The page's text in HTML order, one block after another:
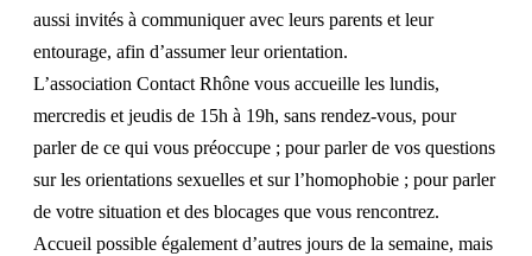
aussi invités à communiquer avec leurs parents et leur
entourage, afin d’assumer leur orientation.
L’association Contact Rhône vous accueille les lundis,
mercredis et jeudis de 15h à 19h, sans rendez-vous, pour
parler de ce qui vous préoccupe ; pour parler de vos questions
sur les orientations sexuelles et sur l’homophobie ; pour parler
de votre situation et des blocages que vous rencontrez.
Accueil possible également d’autres jours de la semaine, mais